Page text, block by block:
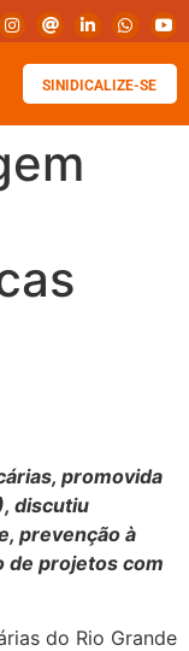
SINIDICALIZE-SE
promovida
discutiu
prevenção à
de projetos com
do Rio Grande